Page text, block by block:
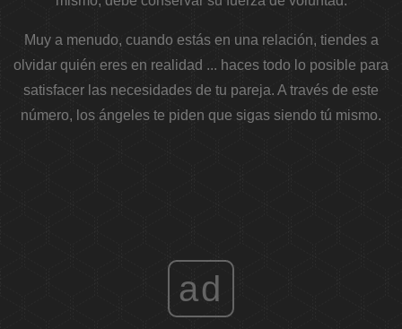
Muy a menudo, cuando estás en una relación, tiendes a
olvidar quién eres en realidad ... haces todo lo posible para
satisfacer las necesidades de tu pareja. A través de este
número, los ángeles te piden que sigas siendo tú mismo.
ad